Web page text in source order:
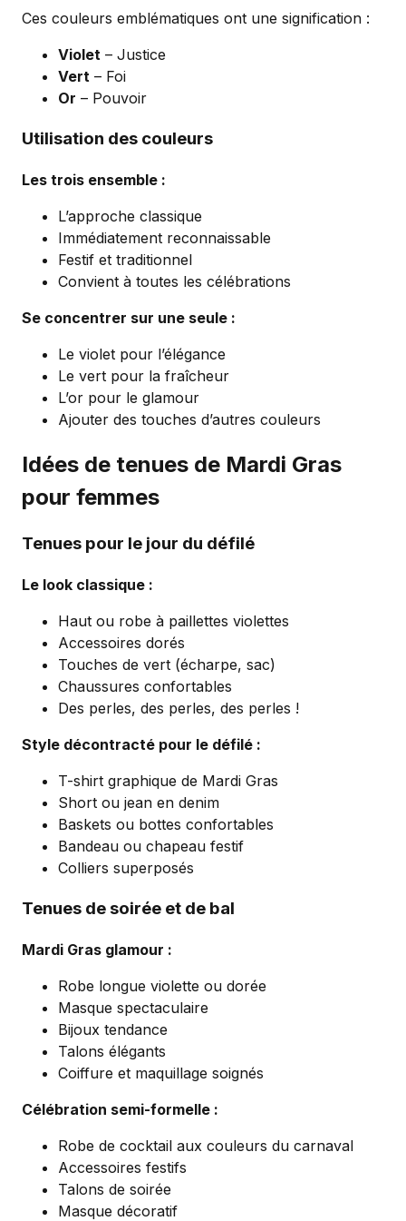
Ces couleurs emblématiques ont une signification :
Violet – Justice
Vert – Foi
Or – Pouvoir
Utilisation des couleurs
Les trois ensemble :
L’approche classique
Immédiatement reconnaissable
Festif et traditionnel
Convient à toutes les célébrations
Se concentrer sur une seule :
Le violet pour l’élégance
Le vert pour la fraîcheur
L’or pour le glamour
Ajouter des touches d’autres couleurs
Idées de tenues de Mardi Gras
pour femmes
Tenues pour le jour du défilé
Le look classique :
Haut ou robe à paillettes violettes
Accessoires dorés
Touches de vert (écharpe, sac)
Chaussures confortables
Des perles, des perles, des perles !
Style décontracté pour le défilé :
T-shirt graphique de Mardi Gras
Short ou jean en denim
Baskets ou bottes confortables
Bandeau ou chapeau festif
Colliers superposés
Tenues de soirée et de bal
Mardi Gras glamour :
Robe longue violette ou dorée
Masque spectaculaire
Bijoux tendance
Talons élégants
Coiffure et maquillage soignés
Célébration semi-formelle :
Robe de cocktail aux couleurs du carnaval
Accessoires festifs
Talons de soirée
Masque décoratif